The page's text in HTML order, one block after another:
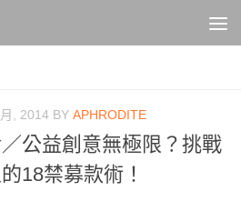
, 2014 BY APHRODITE
公益創意無極限？挑戰
18禁募款術！